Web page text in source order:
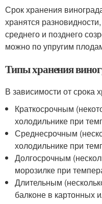
Срок хранения
хранятся
среднего и позднего
можно по упругим
Типы хранения
В зависимости от срока
Краткосрочным
холодильнике при
Среднесрочным
холодильнике при
Долгосрочным
морозилке при
Длительным
балконе в картонных